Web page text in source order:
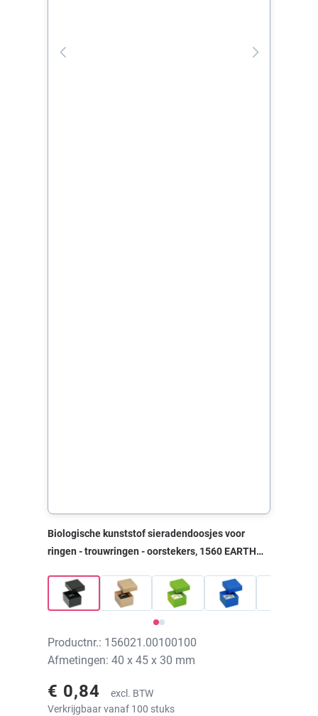
Biologische kunststof sieradendoosjes voor
ringen - trouwringen - oorstekers, 1560 EARTH
Productnr.: 156021.00100100
Afmetingen: 40 x 45 x 30 mm
€ 0,84
excl. BTW
Verkrijgbaar vanaf 100 stuks